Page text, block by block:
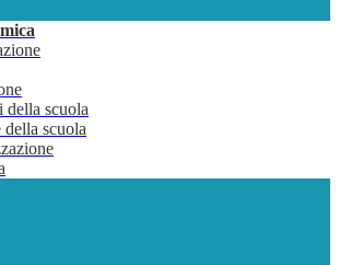
della scuola
della scuola